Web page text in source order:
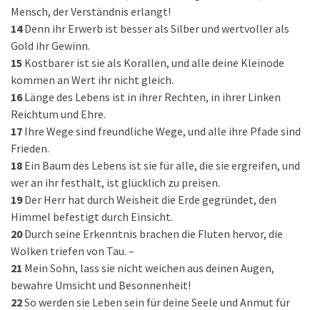
Mensch, der Verständnis erlangt!
14 Denn ihr Erwerb ist besser als Silber und wertvoller als
Gold ihr Gewinn.
15 Kostbarer ist sie als Korallen, und alle deine Kleinode
kommen an Wert ihr nicht gleich.
16 Länge des Lebens ist in ihrer Rechten, in ihrer Linken
Reichtum und Ehre.
17 Ihre Wege sind freundliche Wege, und alle ihre Pfade sind
Frieden.
18 Ein Baum des Lebens ist sie für alle, die sie ergreifen, und
wer an ihr festhält, ist glücklich zu preisen.
19 Der Herr hat durch Weisheit die Erde gegründet, den
Himmel befestigt durch Einsicht.
20 Durch seine Erkenntnis brachen die Fluten hervor, die
Wolken triefen von Tau. –
21 Mein Sohn, lass sie nicht weichen aus deinen Augen,
bewahre Umsicht und Besonnenheit!
22So werden sie Leben sein für deine Seele und Anmut für